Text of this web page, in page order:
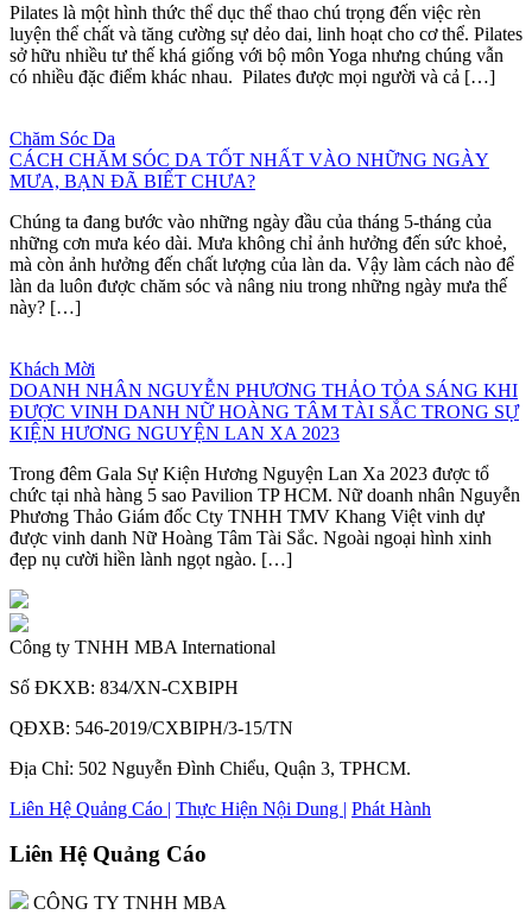
Pilates là một hình thức thể dục thể thao chú trọng đến việc rèn
luyện thể chất và tăng cường sự dẻo dai, linh hoạt cho cơ thể. Pilates
sở hữu nhiều tư thế khá giống với bộ môn Yoga nhưng chúng vẫn
có nhiều đặc điểm khác nhau. Pilates được mọi người và cả […]
Chăm Sóc Da
CÁCH CHĂM SÓC DA TỐT NHẤT VÀO NHỮNG NGÀY
MƯA, BẠN ĐÃ BIẾT CHƯA?
Chúng ta đang bước vào những ngày đầu của tháng 5-tháng của
những cơn mưa kéo dài. Mưa không chỉ ảnh hưởng đến sức khoẻ,
mà còn ảnh hưởng đến chất lượng của làn da. Vậy làm cách nào để
làn da luôn được chăm sóc và nâng niu trong những ngày mưa thế
này? […]
Khách Mời
DOANH NHÂN NGUYỄN PHƯƠNG THẢO TỎA SÁNG KHI
ĐƯỢC VINH DANH NỮ HOÀNG TÂM TÀI SẮC TRONG SỰ
KIỆN HƯƠNG NGUYỆN LAN XA 2023
Trong đêm Gala Sự Kiện Hương Nguyện Lan Xa 2023 được tổ
chức tại nhà hàng 5 sao Pavilion TP HCM. Nữ doanh nhân Nguyễn
Phương Thảo Giám đốc Cty TNHH TMV Khang Việt vinh dự
được vinh danh Nữ Hoàng Tâm Tài Sắc. Ngoài ngoại hình xinh
đẹp nụ cười hiền lành ngọt ngào. […]
Công ty TNHH MBA International
Số ĐKXB: 834/XN-CXBIPH
QĐXB: 546-2019/CXBIPH/3-15/TN
Địa Chỉ: 502 Nguyễn Đình Chiểu, Quận 3, TPHCM.
Liên Hệ Quảng Cáo | Thực Hiện Nội Dung | Phát Hành
Liên Hệ Quảng Cáo
CÔNG TY TNHH MBA